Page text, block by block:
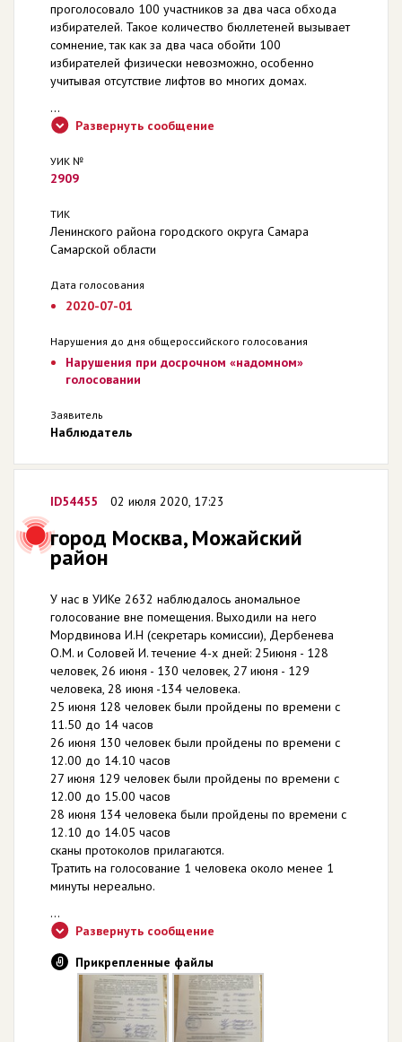
проголосовало 100 участников за два часа обхода
избирателей. Такое количество бюллетеней вызывает
сомнение, так как за два часа обойти 100
избирателей физически невозможно, особенно
учитывая отсутствие лифтов во многих домах.
...
Развернуть сообщение
УИК №
2909
ТИК
Ленинского района городского округа Самара
Самарской области
Дата голосования
2020-07-01
Нарушения до дня общероссийского голосования
Нарушения при досрочном «надомном»
голосовании
Заявитель
Наблюдатель
ID54455 02 июля 2020, 17:23
город Москва, Можайский
район
У нас в УИКе 2632 наблюдалось аномальное
голосование вне помещения. Выходили на него
Мордвинова И.Н (секретарь комиссии), Дербенева
О.М. и Соловей И. течение 4-х дней: 25июня - 128
человек, 26 июня - 130 человек, 27 июня - 129
человека, 28 июня -134 человека.
25 июня 128 человек были пройдены по времени с
11.50 до 14 часов
26 июня 130 человек были пройдены по времени с
12.00 до 14.10 часов
27 июня 129 человек были пройдены по времени с
12.00 до 15.00 часов
28 июня 134 человека были пройдены по времени с
12.10 до 14.05 часов
сканы протоколов прилагаются.
Тратить на голосование 1 человека около менее 1
минуты нереально.
...
Развернуть сообщение
Прикрепленные файлы